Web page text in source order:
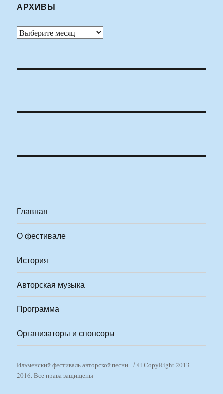
АРХИВЫ
Архивы
Главная
О фестивале
История
Авторская музыка
Программа
Организаторы и спонсоры
Ильменский фестиваль авторской песни
© CopyRight 2013-
2016. Все права защищены